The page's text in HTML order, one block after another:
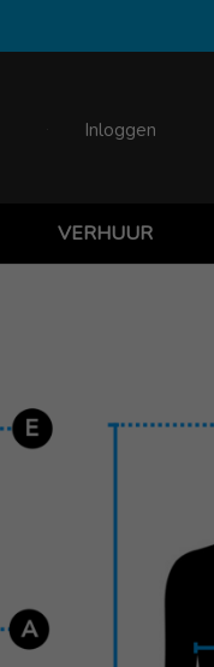
Inloggen
VERHUUR